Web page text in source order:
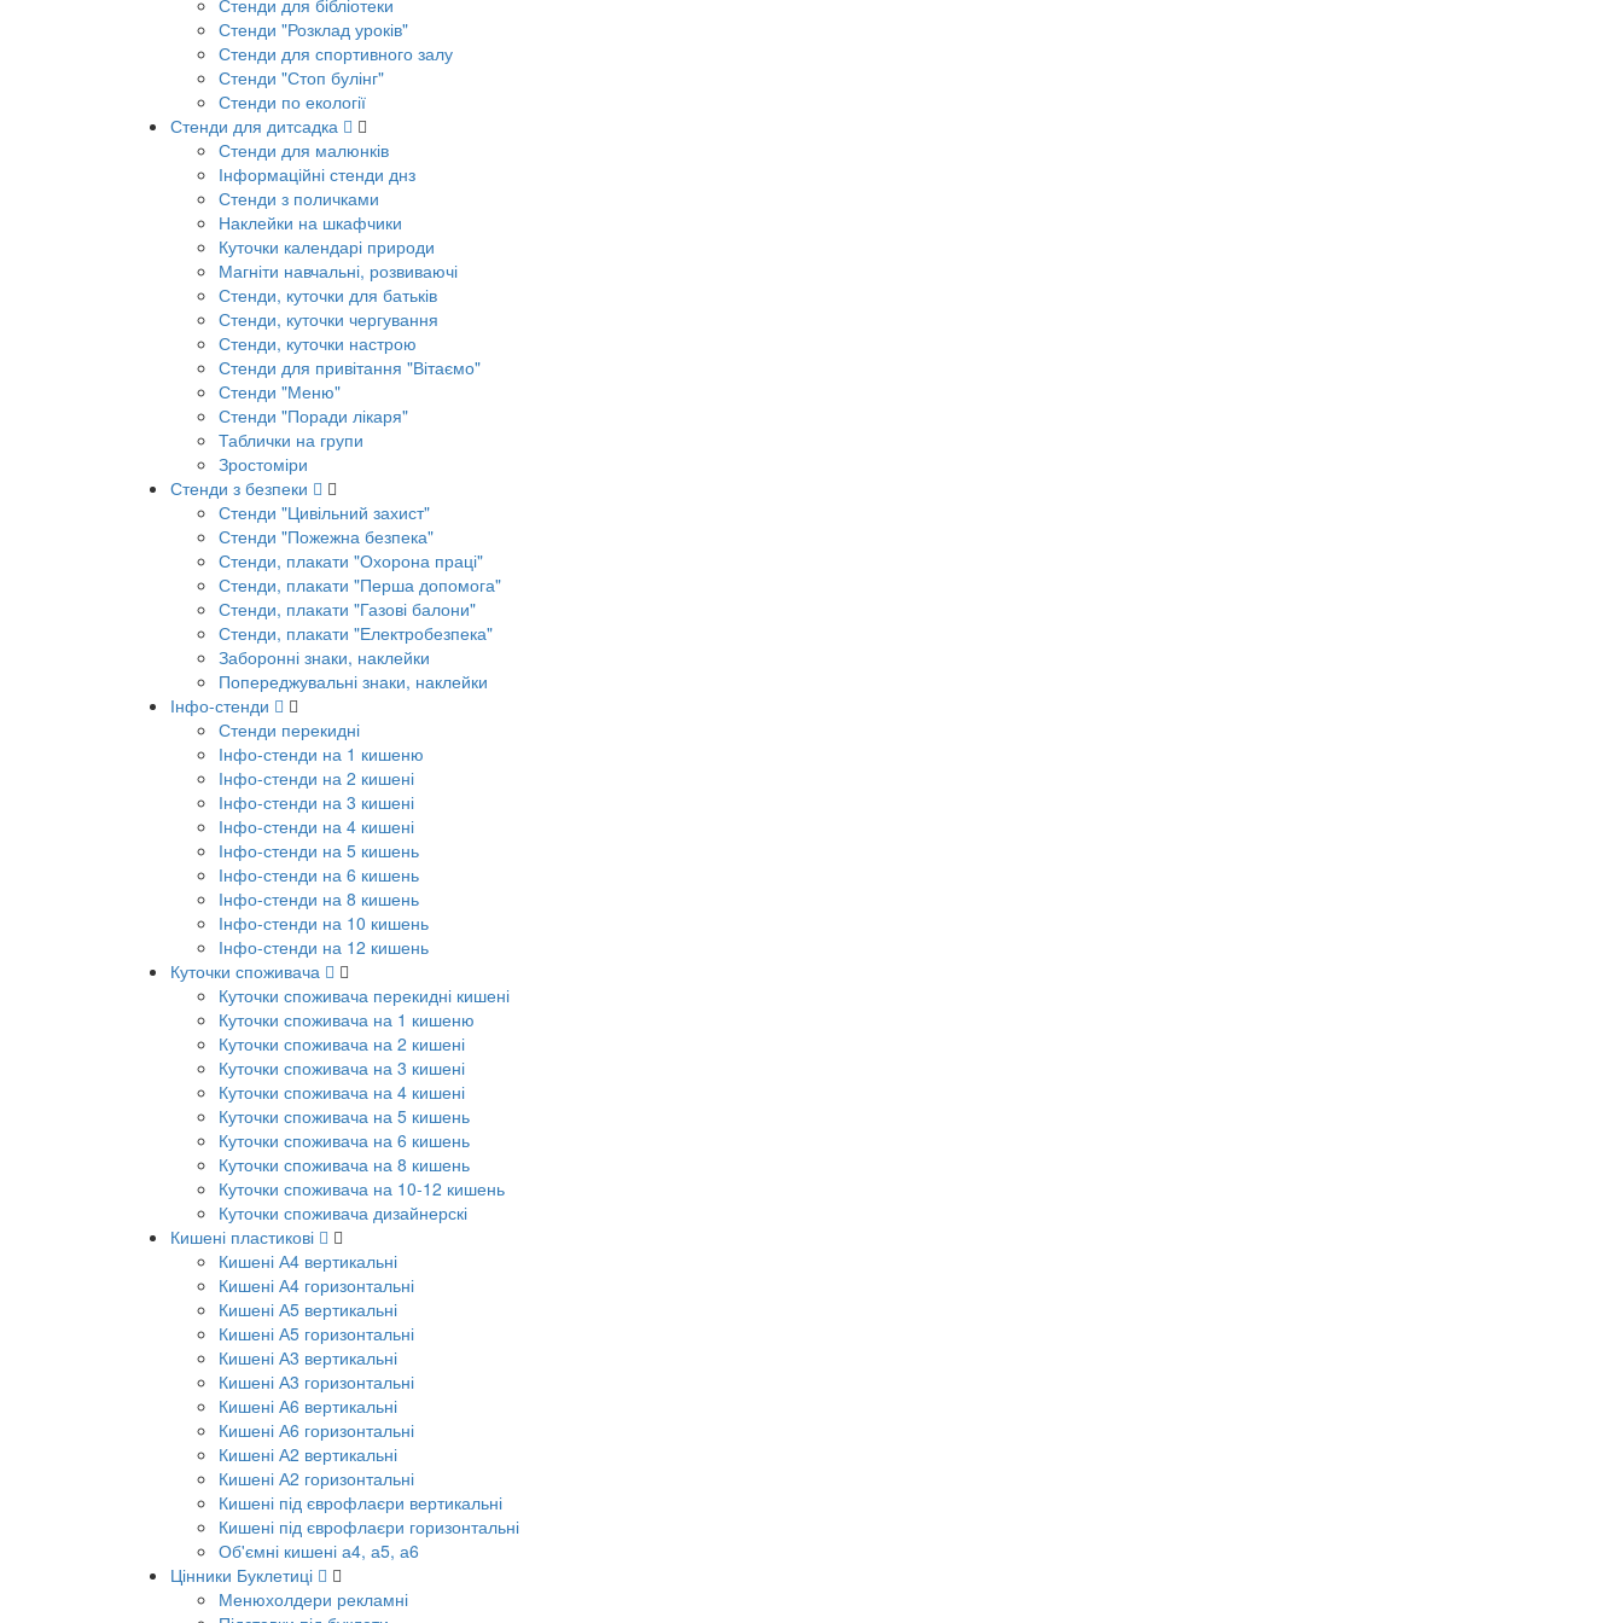
Стенди для бібліотеки
Стенди "Розклад уроків"
Стенди для спортивного залу
Стенди "Стоп булінг"
Стенди по екології
Стенди для дитсадка
Стенди для малюнків
Інформаційні стенди днз
Стенди з поличками
Наклейки на шкафчики
Куточки календарі природи
Магніти навчальні, розвиваючі
Стенди, куточки для батьків
Стенди, куточки чергування
Стенди, куточки настрою
Стенди для привітання "Вітаємо"
Стенди "Меню"
Стенди "Поради лікаря"
Таблички на групи
Зростоміри
Стенди з безпеки
Стенди "Цивільний захист"
Стенди "Пожежна безпека"
Стенди, плакати "Охорона праці"
Стенди, плакати "Перша допомога"
Стенди, плакати "Газові балони"
Стенди, плакати "Електробезпека"
Заборонні знаки, наклейки
Попереджувальні знаки, наклейки
Інфо-стенди
Стенди перекидні
Інфо-стенди на 1 кишеню
Інфо-стенди на 2 кишені
Інфо-стенди на 3 кишені
Інфо-стенди на 4 кишені
Інфо-стенди на 5 кишень
Інфо-стенди на 6 кишень
Інфо-стенди на 8 кишень
Інфо-стенди на 10 кишень
Інфо-стенди на 12 кишень
Куточки споживача
Куточки споживача перекидні кишені
Куточки споживача на 1 кишеню
Куточки споживача на 2 кишені
Куточки споживача на 3 кишені
Куточки споживача на 4 кишені
Куточки споживача на 5 кишень
Куточки споживача на 6 кишень
Куточки споживача на 8 кишень
Куточки споживача на 10-12 кишень
Куточки споживача дизайнерскі
Кишені пластикові
Кишені А4 вертикальні
Кишені А4 горизонтальні
Кишені А5 вертикальні
Кишені А5 горизонтальні
Кишені А3 вертикальні
Кишені А3 горизонтальні
Кишені А6 вертикальні
Кишені А6 горизонтальні
Кишені А2 вертикальні
Кишені А2 горизонтальні
Кишені під єврофлаєри вертикальні
Кишені під єврофлаєри горизонтальні
Об'ємні кишені а4, а5, а6
Цінники Буклетиці
Менюхолдери рекламні